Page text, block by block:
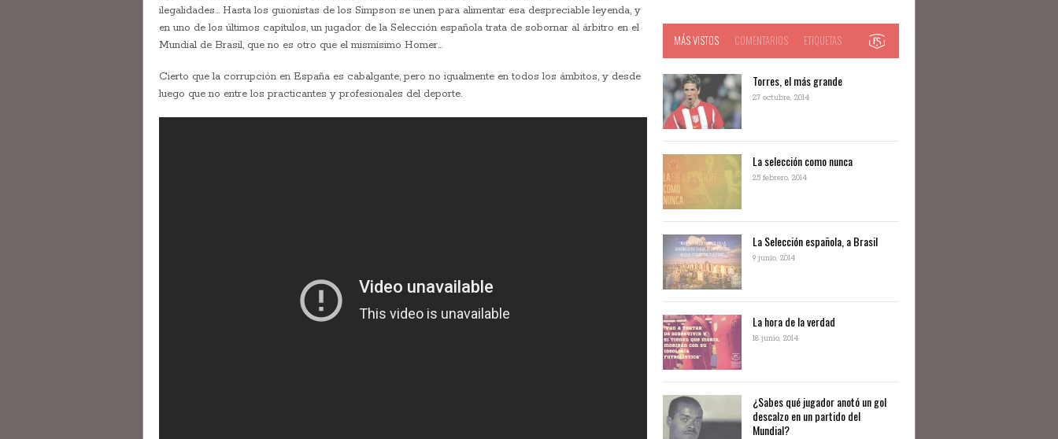
ilegalidades… Hasta los guionistas de los Simpson se unen para alimentar esa despreciable leyenda, y
en uno de los últimos capítulos, un jugador de la Selección española trata de sobornar al árbitro en el
Mundial de Brasil, que no es otro que el mismísimo Homer…
Cierto que la corrupción en España es cabalgante, pero no igualmente en todos los ámbitos, y desde
luego que no entre los practicantes y profesionales del deporte.
MÁS VISTOS COMENTARIOS ETIQUETAS
Torres, el más grande
27 octubre, 2014
La selección como nunca
25 febrero, 2014
La Selección española, a Brasil
9 junio, 2014
La hora de la verdad
18 junio, 2014
¿Sabes qué jugador anotó un gol
descalzo en un partido del
Mundial?